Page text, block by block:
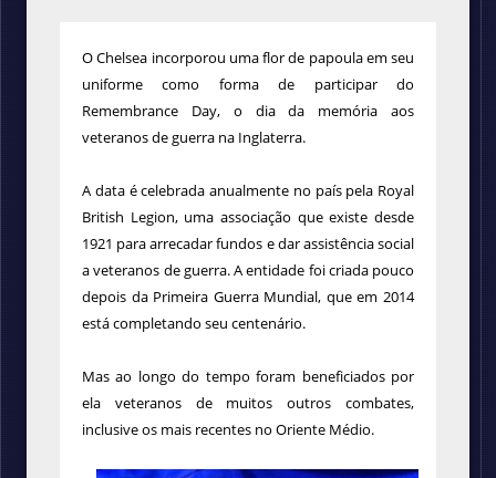
O Chelsea incorporou uma flor de papoula em seu
uniforme como forma de participar do
Remembrance Day, o dia da memória aos
veteranos de guerra na Inglaterra.
A data é celebrada anualmente no país pela Royal
British Legion, uma associação que existe desde
1921 para arrecadar fundos e dar assistência social
a veteranos de guerra. A entidade foi criada pouco
depois da Primeira Guerra Mundial, que em 2014
está completando seu centenário.
Mas ao longo do tempo foram beneficiados por
ela veteranos de muitos outros combates,
inclusive os mais recentes no Oriente Médio.